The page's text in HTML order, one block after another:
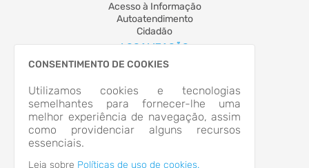
CONSENTIMENTO DE COOKIES
Utilizamos cookies e tecnologias
semelhantes para fornecer-lhe uma
melhor experiência de navegação, assim
como providenciar alguns recursos
essenciais.
Leia sobre Políticas de uso de cookies.
Acesso à Informação
Autoatendimento
Cidadão
LOCALIZAÇÃO
RUA CASTRO ALVES, Nº 44, CENTRO
CEP: 89.248-000
Abrir no Mapa
CONTATOS
(47) 3445-2512
schutz@camaragaruva.sc.gov.br
HORÁRIO DE ATENDIMENTO